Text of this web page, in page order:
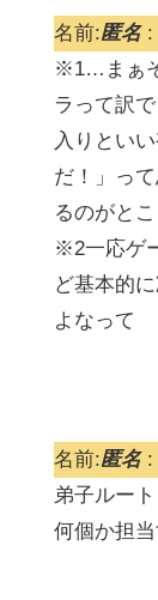
名前:匿名:
※1…まぁ
ラって訳
入りとい
だ！」っ
るのがと
※2一応ゲ
ど基本的
よなって
名前:匿名:
弟子ルー
何個か担